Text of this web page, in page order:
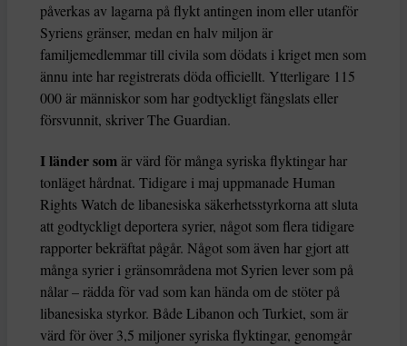
påverkas av lagarna på flykt antingen inom eller utanför
Syriens gränser, medan en halv miljon är
familjemedlemmar till civila som dödats i kriget men som
ännu inte har registrerats döda officiellt. Ytterligare 115
000 är människor som har godtyckligt fängslats eller
försvunnit, skriver The Guardian.
I länder somär värd för många syriska flyktingar har
tonläget hårdnat. Tidigare i maj uppmanade Human
Rights Watch de libanesiska säkerhetsstyrkorna att sluta
att godtyckligt deportera syrier, något som flera tidigare
rapporter bekräftat pågår. Något som även har gjort att
många syrier i gränsområdena mot Syrien lever som på
nålar – rädda för vad som kan hända om de stöter på
libanesiska styrkor. Både Libanon och Turkiet, som är
värd för över 3,5 miljoner syriska flyktingar, genomgår